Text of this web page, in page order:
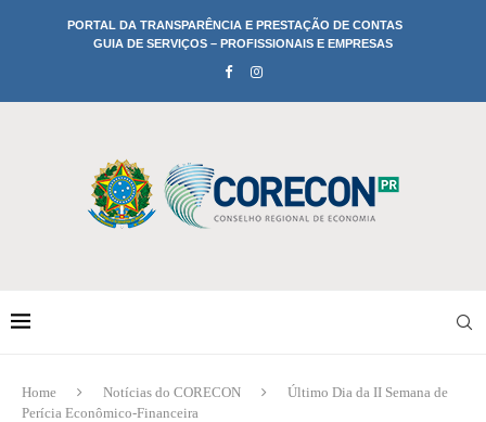
PORTAL DA TRANSPARÊNCIA E PRESTAÇÃO DE CONTAS
GUIA DE SERVIÇOS – PROFISSIONAIS E EMPRESAS
Home Notícias do CORECON
Último Dia da II Semana de
Perícia Econômico-Financeira